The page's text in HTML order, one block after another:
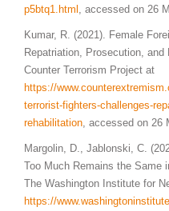
p5btq1.html , accessed on 26
Kumar, R. (2021). Female
Repatriation, Prosecution,
Counter Terrorism Project at
https://
terrorist-fighters-challenges-
rehabilitation , accessed on 26
Margolin, D., Jablonski, C.
Too Much Remains the Same
The Washington Institute for
https://